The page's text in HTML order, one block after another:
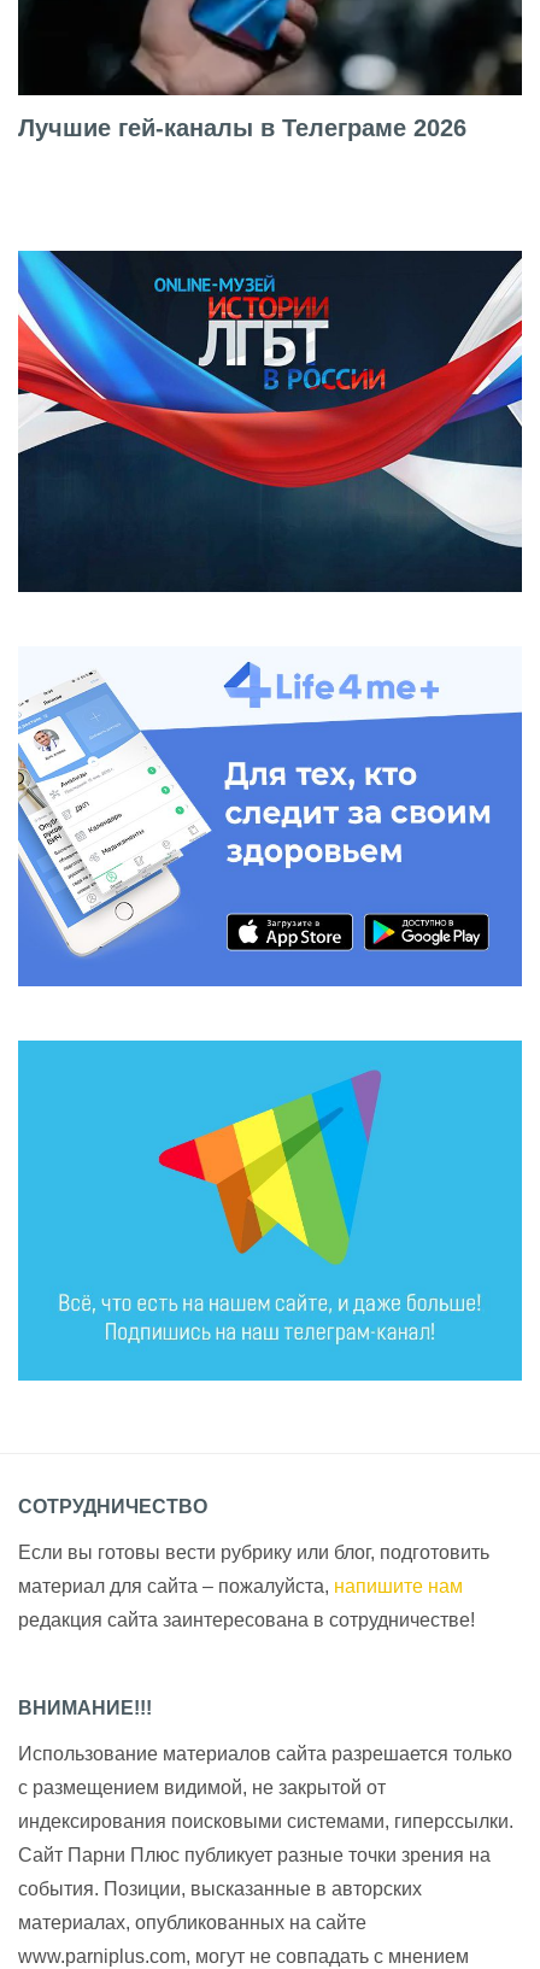
Лучшие гей-каналы в Телеграме 2026
СОТРУДНИЧЕСТВО
Если вы готовы вести рубрику или блог, подготовить
материал для сайта – пожалуйста, напишите нам
редакция сайта заинтересована в сотрудничестве!
ВНИМАНИЕ!!!
Использование материалов сайта разрешается только
с размещением видимой, не закрытой от
индексирования поисковыми системами, гиперссылки.
Сайт Парни Плюс публикует разные точки зрения на
события. Позиции, высказанные в авторских
материалах, опубликованных на сайте
www.parniplus.com, могут не совпадать с мнением